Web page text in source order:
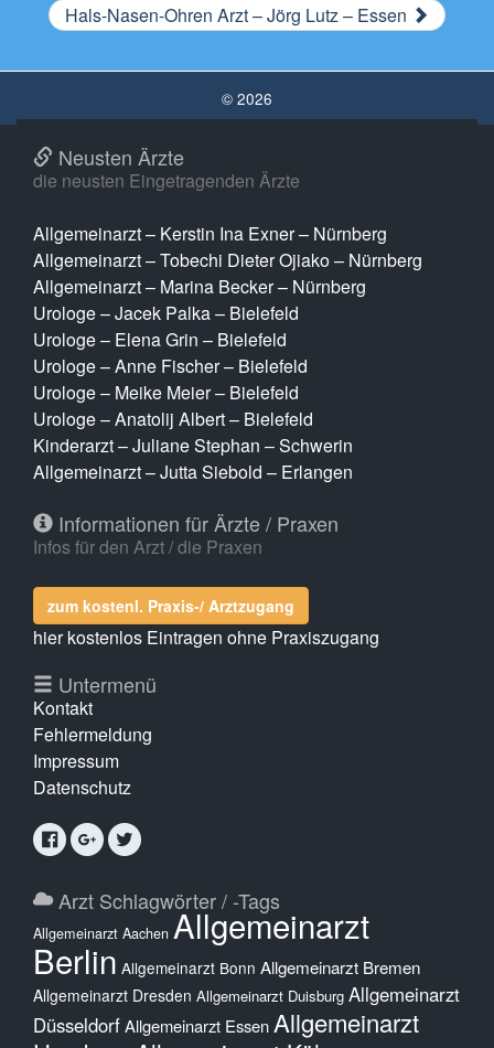
Hals-Nasen-Ohren Arzt – Jörg Lutz – Essen
© 2026
Neusten Ärzte
die neusten Eingetragenden Ärzte
Allgemeinarzt – Kerstin Ina Exner – Nürnberg
Allgemeinarzt – Tobechi Dieter Ojiako – Nürnberg
Allgemeinarzt – Marina Becker – Nürnberg
Urologe – Jacek Palka – Bielefeld
Urologe – Elena Grin – Bielefeld
Urologe – Anne Fischer – Bielefeld
Urologe – Meike Meier – Bielefeld
Urologe – Anatolij Albert – Bielefeld
Kinderarzt – Juliane Stephan – Schwerin
Allgemeinarzt – Jutta Siebold – Erlangen
Informationen für Ärzte / Praxen
Infos für den Arzt / die Praxen
zum kostenl. Praxis-/ Arztzugang
hier kostenlos Eintragen ohne Praxiszugang
Untermenü
Kontakt
Fehlermeldung
Impressum
Datenschutz
Arzt Schlagwörter / -Tags
Allgemeinarzt Aachen Allgemeinarzt
Berlin Allgemeinarzt Bonn Allgemeinarzt Bremen
Allgemeinarzt Dresden Allgemeinarzt Duisburg Allgemeinarzt
DüsseldorfAllgemeinarzt Essen Allgemeinarzt